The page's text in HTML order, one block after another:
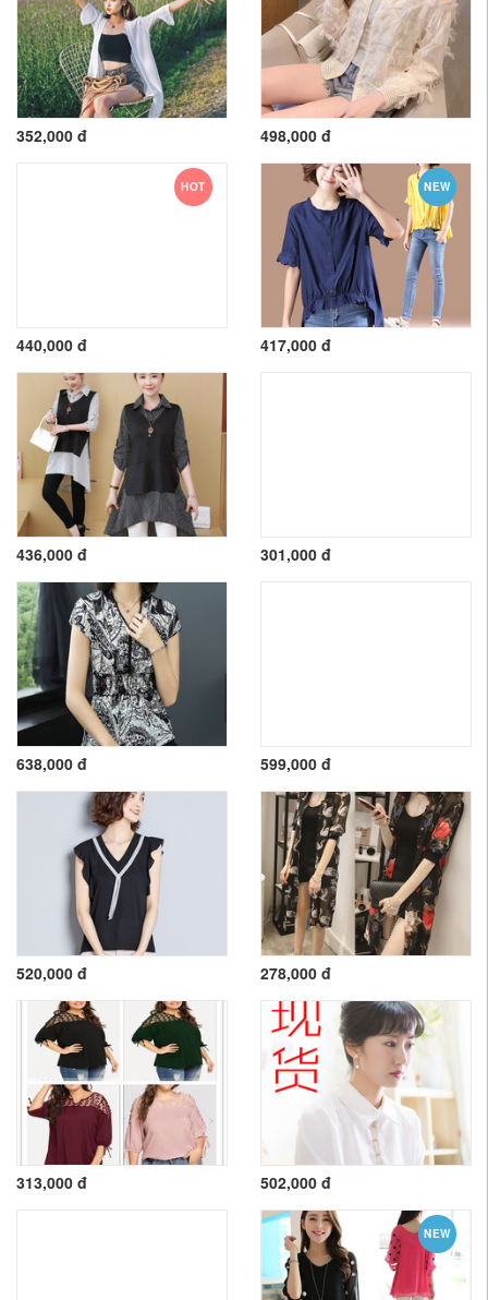
352,000 đ 498,000 đ
HOT
440,000 đ
NEW
417,000 đ
436,000 đ 301,000 đ
638,000 đ 599,000 đ
520,000 đ 278,000 đ
313,000 đ 502,000 đ
NEW